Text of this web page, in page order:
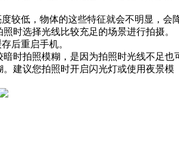
较低，物体的这些特征就会不明显，会
时选择光线比较充足的场景进行拍摄。
后重启手机。
暗时拍照模糊，是因为拍照时光线不足也
建议您拍照时开启闪光灯或使用夜景模